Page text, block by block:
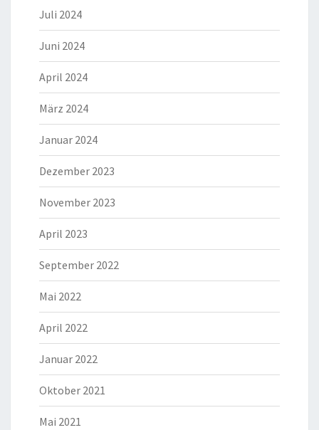
Juli 2024
Juni 2024
April 2024
März 2024
Januar 2024
Dezember 2023
November 2023
April 2023
September 2022
Mai 2022
April 2022
Januar 2022
Oktober 2021
Mai 2021